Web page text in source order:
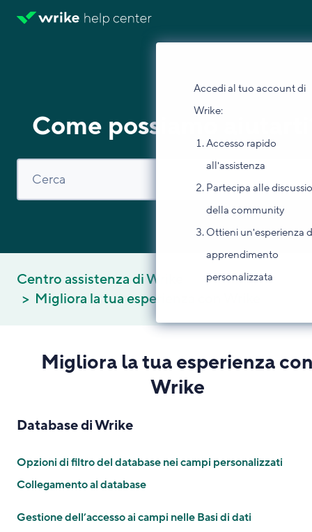
Accedi al tuo account di
Wrike:
Accesso rapido
all'assistenza
Partecipa alle
della community
Ottieni un'esperienza
apprendimento
personalizzata
Come possiamo
Centro assistenza di Wrike
Migliora la tua esperienza con Wrike
Migliora la tua esperienza
Wrike
Database di Wrike
Opzioni di filtro del database nei campi personalizzati
Collegamento al database
Gestione dell’accesso ai campi nelle Basi di dati